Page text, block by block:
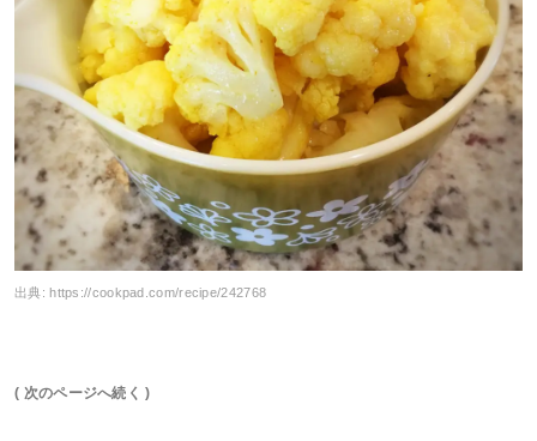
出典:https://cookpad.com/recipe/242768
( 次のページへ続く )